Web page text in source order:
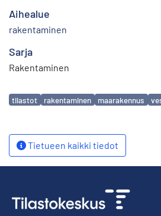
Aihealue
rakentaminen
Sarja
Rakentaminen
Avainsanat
tilastot rakentaminen maarakennus
Tietueen kaikki tiedot